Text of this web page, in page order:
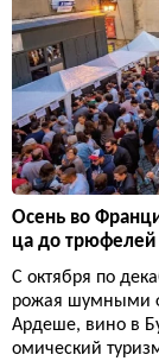
Осень во
ца до трюфелей
С октября по
рожая шумными
Ардеше, вино в
омический